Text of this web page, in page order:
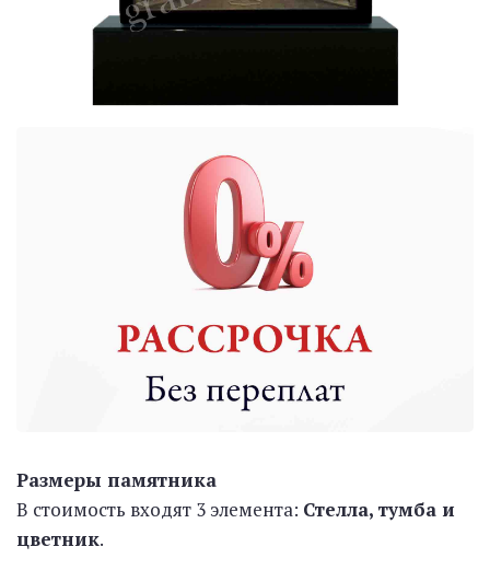
Размеры памятника
В стоимость входят 3 элемента: Стелла, тумба и
цветник.